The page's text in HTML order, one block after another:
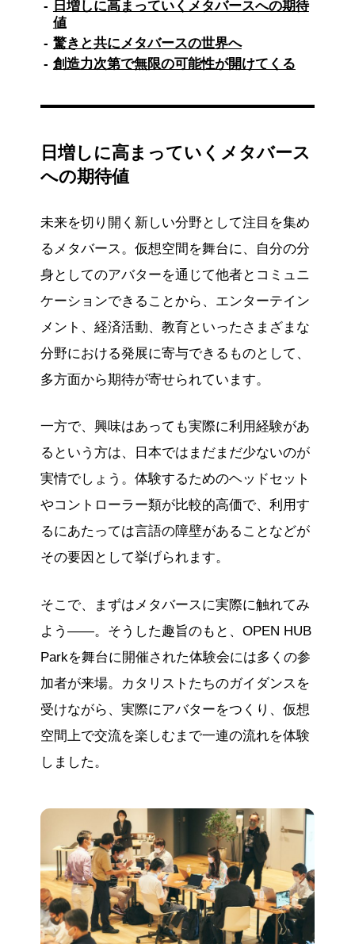
日増しに高まっていくメタバースへの期待
値
驚きと共にメタバースの世界へ
創造力次第で無限の可能性が開けてくる
日増しに高まっていくメタバース
への期待値
未来を切り開く新しい分野として注目を集め
るメタバース。仮想空間を舞台に、自分の分
身としてのアバターを通じて他者とコミュニ
ケーションできることから、エンターテイン
メント、経済活動、教育といったさまざまな
分野における発展に寄与できるものとして、
多方面から期待が寄せられています。
一方で、興味はあっても実際に利用経験があ
るという方は、日本ではまだまだ少ないのが
実情でしょう。体験するためのヘッドセット
やコントローラー類が比較的高価で、利用す
るにあたっては言語の障壁があることなどが
その要因として挙げられます。
そこで、まずはメタバースに実際に触れてみ
よう――。そうした趣旨のもと、OPEN HUB
Parkを舞台に開催された体験会には多くの参
加者が来場。カタリストたちのガイダンスを
受けながら、実際にアバターをつくり、仮想
空間上で交流を楽しむまで一連の流れを体験
しました。